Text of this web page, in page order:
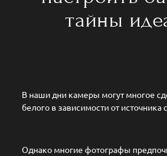
тайны
В наши дни камеры могут многое
белого в зависимости от источника
Однако многие фотографы